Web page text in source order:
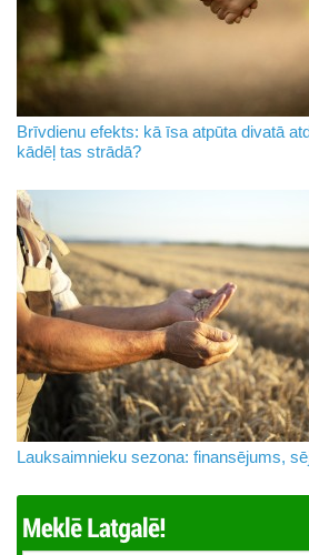
Brīvdienu efekts: kā īsa atpūta divatā
kādēļ tas strādā?
Lauksaimnieku sezona: finansējums,